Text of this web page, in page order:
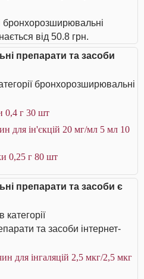
бронхорозширювальні
від 50.8 грн.
препарати та засоби
бронхорозширювальні
0,4 г 30 шт
для ін'єкцій 20 мг/мл 5 мл 10
0,25 г 80 шт
препарати та засоби є
та засоби інтернет-
для інгаляцій 2,5 мкг/2,5 мкг